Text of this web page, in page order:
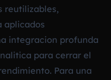
reutilizables,
aplicados
integracion profunda
para cerrar el
Para una